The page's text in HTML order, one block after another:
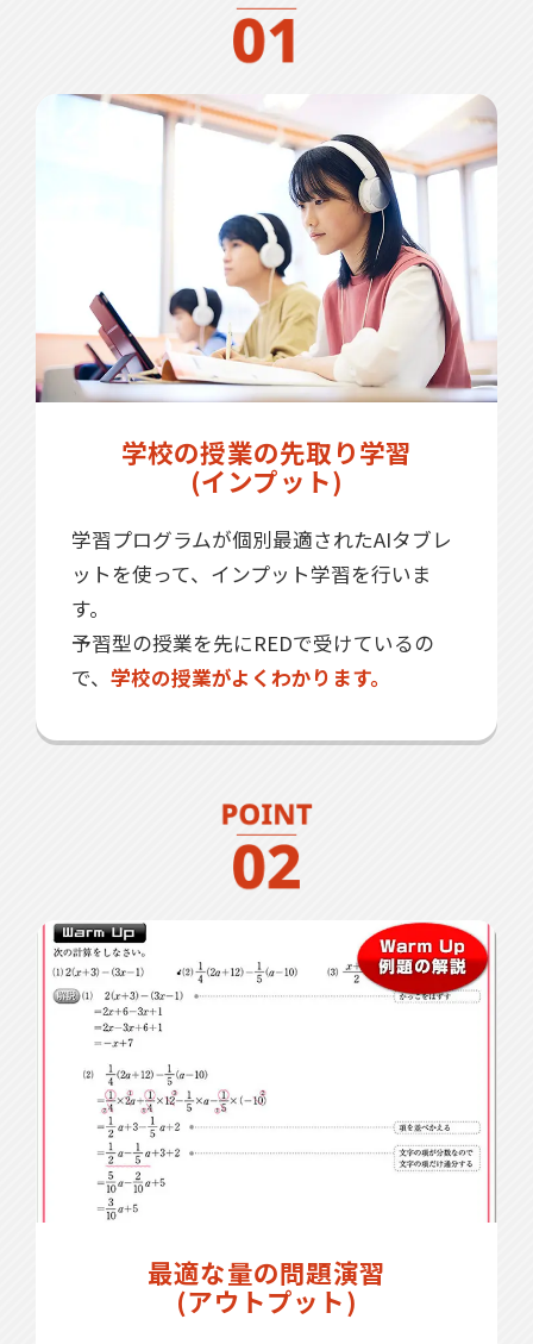
学校の授業の先取り学習
(インプット)
学習プログラムが個別最適されたAIタブレ
ットを使って、インプット学習を行いま
す。
予習型の授業を先にREDで受けているの
で、 学校の授業がよくわかります。
最適な量の問題演習
(アウトプット)